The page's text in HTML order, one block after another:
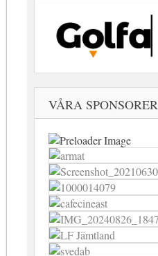
VÅRA SPONSORER